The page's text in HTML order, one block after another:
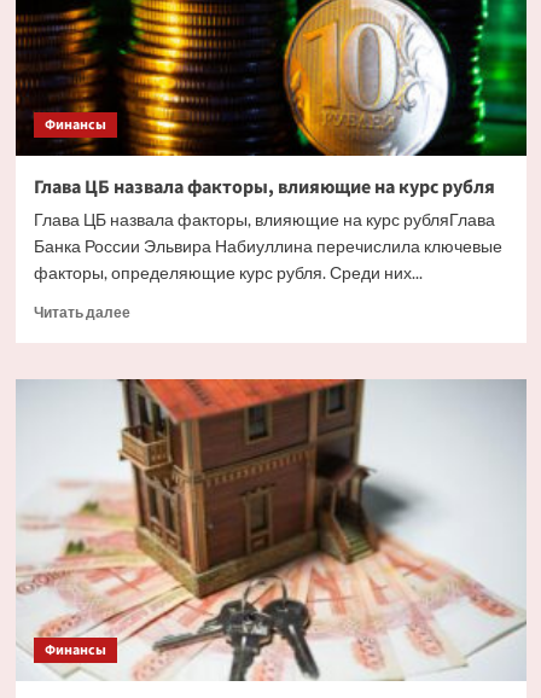
дроны.
Но
есть
и
другие
причины
Финансы
Глава ЦБ назвала факторы, влияющие на курс рубля
Глава ЦБ назвала факторы, влияющие на курс рубляГлава
Банка России Эльвира Набиуллина перечислила ключевые
факторы, определяющие курс рубля. Среди них...
Читать далееПрочитать
Глава
ЦБ
назвала
факторы,
влияющие
на
курс
рубля
Финансы